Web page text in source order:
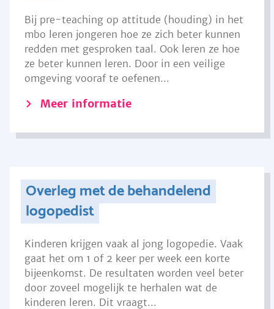
Bij pre-teaching op attitude (houding) in het
mbo leren jongeren hoe ze zich beter kunnen
redden met gesproken taal. Ook leren ze hoe
ze beter kunnen leren. Door in een veilige
omgeving vooraf te oefenen...
Meer informatie
Overleg met de behandelend
logopedist
Kinderen krijgen vaak al jong logopedie. Vaak
gaat het om 1 of 2 keer per week een korte
bijeenkomst. De resultaten worden veel beter
door zoveel mogelijk te herhalen wat de
kinderen leren. Dit vraagt...